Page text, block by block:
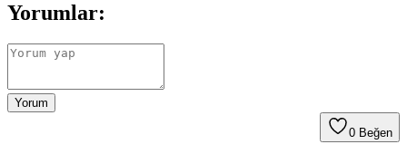
Yorumlar:
Yorum
0 Beğen